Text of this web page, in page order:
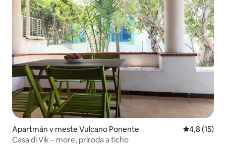
Apartmán v meste Vulcano Ponente Priemerné
4,8 (15)
Casa di Vik – more, príroda a ticho